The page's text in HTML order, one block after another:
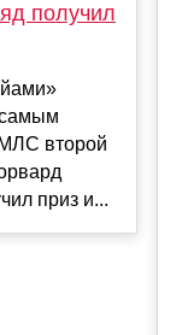
получил
второй
приз и...